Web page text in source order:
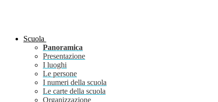
Scuola
Panoramica
Presentazione
I luoghi
Le persone
I numeri della scuola
Le carte della scuola
Organizzazione